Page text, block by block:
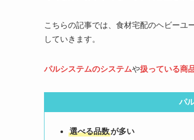
こちらの記事では、食材宅配のヘビーユ
していきます。
パルシステムのシステムや扱っている商
パ
選べる品数が多い